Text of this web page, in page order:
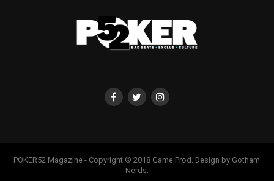
POKER52 Magazine - Copyright © 2018 Game Prod. Design by Gotham
Nerds.